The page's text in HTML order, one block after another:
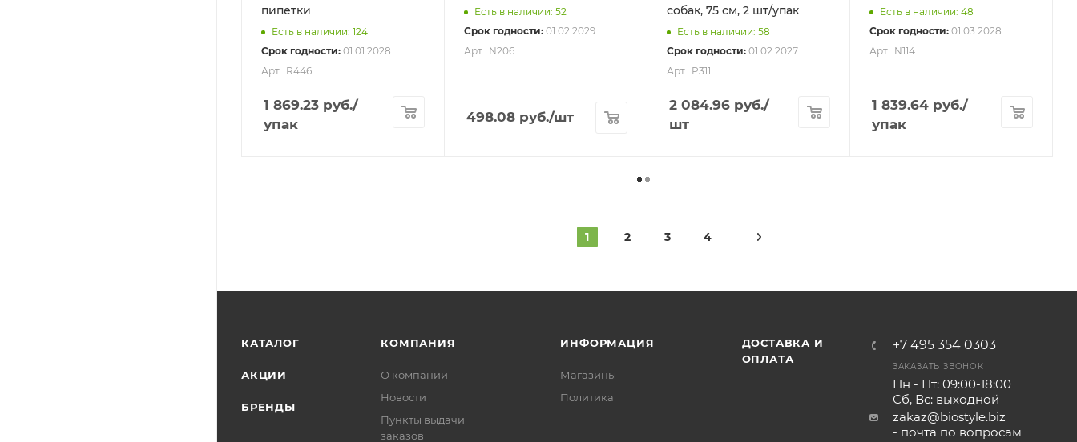
пипетки
Есть в наличии: 124
Срок годности: 01.01.2028
Арт.: R446
1 869.23 руб./
упак
Есть в наличии: 52
Срок годности: 01.02.2029
Арт.: N206
498.08 руб./шт
собак, 75 см, 2 шт/упак
Есть в наличии: 58
Срок годности: 01.02.2027
Арт.: P311
2 084.96 руб./
шт
Есть в наличии: 48
Срок годности: 01.03.2028
Арт.: N114
1 839.64 руб./
упак
1 2 3 4
КАТАЛОГ
АКЦИИ
БРЕНДЫ
КОМПАНИЯ
О компании
Новости
Пункты выдачи
заказов
ИНФОРМАЦИЯ
Магазины
Политика
ДОСТАВКА И
ОПЛАТА
+7 495 354 0303
ЗАКАЗАТЬ ЗВОНОК
Пн - Пт: 09:00-18:00
Сб, Вс: выходной
zakaz@biostyle.biz
- почта по вопросам